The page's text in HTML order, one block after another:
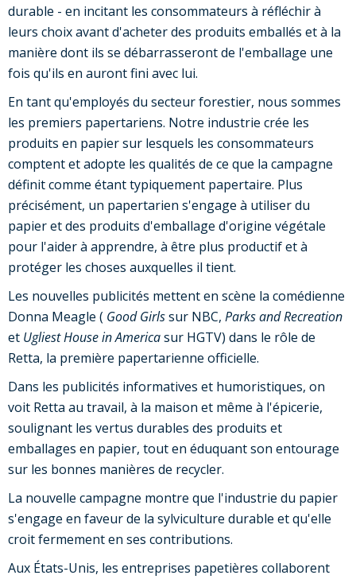
durable - en incitant les consommateurs à réfléchir à
leurs choix avant d'acheter des produits emballés et à la
manière dont ils se débarrasseront de l'emballage une
fois qu'ils en auront fini avec lui.
En tant qu'employés du secteur forestier, nous sommes
les premiers papertariens. Notre industrie crée les
produits en papier sur lesquels les consommateurs
comptent et adopte les qualités de ce que la campagne
définit comme étant typiquement papertaire. Plus
précisément, un papertarien s'engage à utiliser du
papier et des produits d'emballage d'origine végétale
pour l'aider à apprendre, à être plus productif et à
protéger les choses auxquelles il tient.
Les nouvelles publicités mettent en scène la comédienne
Donna Meagle ( Good Girlssur NBC, Parks and Recreation
et Ugliest House in Americasur HGTV) dans le rôle de
Retta, la première papertarienne officielle.
Dans les publicités informatives et humoristiques, on
voit Retta au travail, à la maison et même à l'épicerie,
soulignant les vertus durables des produits et
emballages en papier, tout en éduquant son entourage
sur les bonnes manières de recycler.
La nouvelle campagne montre que l'industrie du papier
s'engage en faveur de la sylviculture durable et qu'elle
croit fermement en ses contributions.
Aux États-Unis, les entreprises papetières collaborent